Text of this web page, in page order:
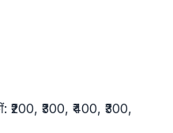
₹200, ₹300, ₹400, ₹300,